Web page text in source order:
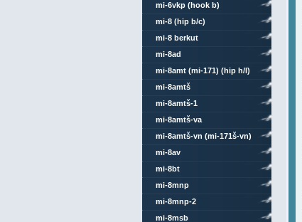
mi-6vkp (hook b)
mi-8 (hip b/c)
mi-8 berkut
mi-8ad
mi-8amt (mi-171) (hip h/l)
mi-8amtš
mi-8amtš-1
mi-8amtš-va
mi-8amtš-vn (mi-171š-vn)
mi-8av
mi-8bt
mi-8mnp
mi-8mnp-2
mi-8msb